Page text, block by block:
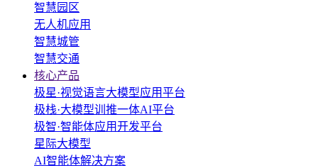
智慧园区
无人机应用
智慧城管
智慧交通
核心产品
极星·视觉语言大模型应用平台
极栈·大模型训推一体AI平台
极智·智能体应用开发平台
星际大模型
AI智能体解决方案